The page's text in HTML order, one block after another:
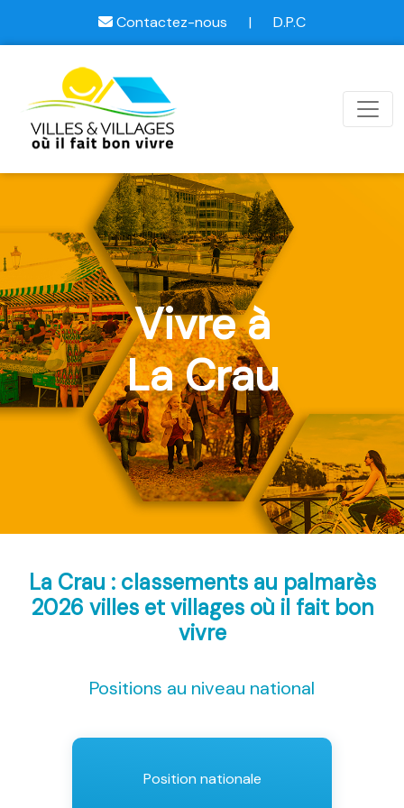
Contactez-nous | D.P.C
Vivre à
La Crau
La Crau : classements au palmarès
2026 villes et villages où il fait bon
vivre
Positions au niveau national
Position nationale